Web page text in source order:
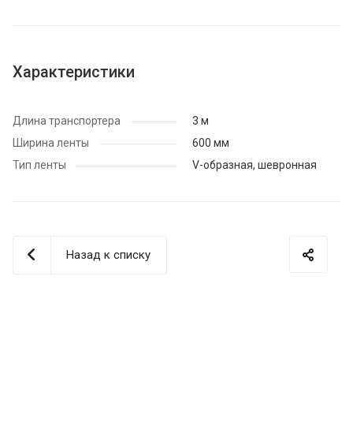
Характеристики
Длина транспортера
3 м
Ширина ленты
600 мм
Тип ленты
V-образная, шевронная
Назад к списку